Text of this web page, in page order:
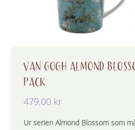
VAN GOGH ALMOND
PACK
479,00 kr
Ur serien Almond Blossom som